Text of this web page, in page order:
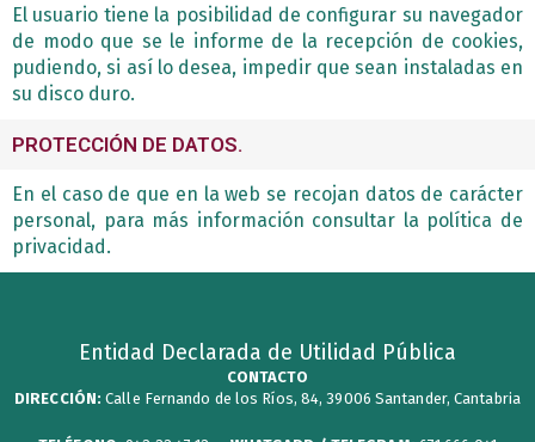
El usuario tiene la posibilidad de configurar su navegador
de modo que se le informe de la recepción de cookies,
pudiendo, si así lo desea, impedir que sean instaladas en
su disco duro.
PROTECCIÓN DE DATOS.
En el caso de que en la web se recojan datos de carácter
personal, para más información consultar la política de
privacidad.
Entidad Declarada de Utilidad Pública
CONTACTO
DIRECCIÓN: Calle Fernando de los Ríos, 84, 39006 Santander, Cantabria